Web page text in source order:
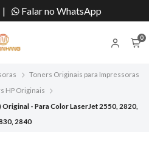
| Falar no WhatsApp
0
Toners Originais para Impressoras
HP Originais
- Para Color LaserJet 2550, 2820,
2840